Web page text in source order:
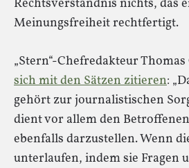
Rechtsverständnis nichts, das
Meinungsfreiheit rechtfertigt.
„Stern“-Chefredakteur
sich mit den Sätzen zitieren:
gehört zur journalistischen
dient vor allem den
ebenfalls darzustellen. Wenn
unterlaufen, indem sie Fragen